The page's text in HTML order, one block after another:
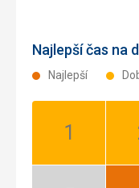
Najlepší čas na
Najlepší
Január: